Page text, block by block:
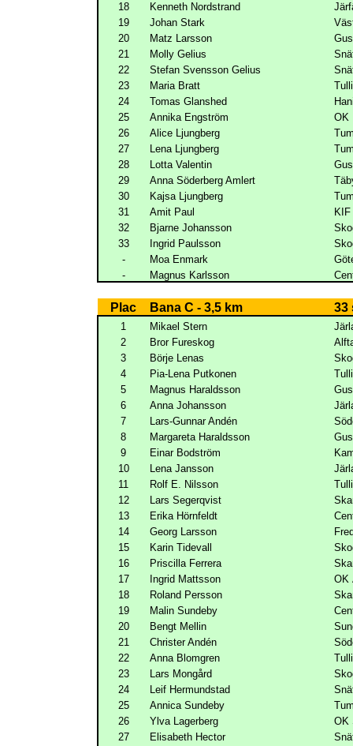
18
Kenneth Nordstrand
19
Johan Stark
20
Matz Larsson
21
Molly Gelius
22
Stefan Svensson Gelius
23
Maria Bratt
24
Tomas Glanshed
25
Annika Engström
OK
26
Alice Ljungberg
27
Lena Ljungberg
28
Lotta Valentin
29
Anna Söderberg Amlert
30
Kajsa Ljungberg
31
Amit Paul
KIF
32
Bjarne Johansson
33
Ingrid Paulsson
-
Moa Enmark
-
Magnus Karlsson
Plac Bana C - 3,5 km 33
1 Mikael Stern
2
Bror Fureskog
3
Börje Lenas
4
Pia-Lena Putkonen
5
Magnus Haraldsson
6
Anna Johansson
7
Lars-Gunnar Andén
8
Margareta Haraldsson
9
Einar Bodström
10
Lena Jansson
11
Rolf E. Nilsson
12
Lars Segerqvist
13
Erika Hörnfeldt
14
Georg Larsson
15
Karin Tidevall
16
Priscilla Ferrera
17
Ingrid Mattsson
OK
18
Roland Persson
19
Malin Sundeby
20
Bengt Mellin
21
Christer Andén
22
Anna Blomgren
23
Lars Mongård
24
Leif Hermundstad
25
Annica Sundeby
26
Ylva Lagerberg
OK
27
Elisabeth Hector